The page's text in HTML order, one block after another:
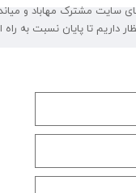
سایت مشترک مهاباد و